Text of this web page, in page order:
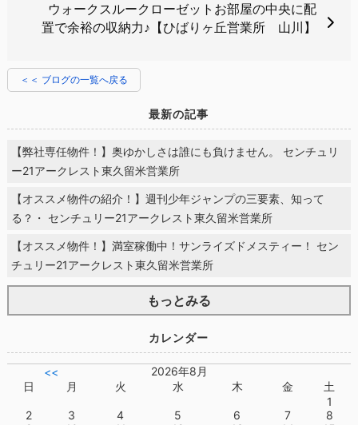
ウォークスルークローゼットお部屋の中央に配
置で余裕の収納力♪【ひばりヶ丘営業所 山川】
＜＜ ブログの一覧へ戻る
最新の記事
【弊社専任物件！】奥ゆかしさは誰にも負けません。 センチュリ
ー21アークレスト東久留米営業所
【オススメ物件の紹介！】週刊少年ジャンプの三要素、知って
る？・ センチュリー21アークレスト東久留米営業所
【オススメ物件！】満室稼働中！サンライズドメスティー！ セン
チュリー21アークレスト東久留米営業所
もっとみる
カレンダー
<<
2026年8月
日
月 火 水 木 金
土
1
2
3 4 5 6 7
8